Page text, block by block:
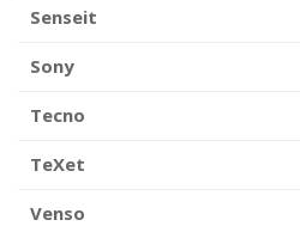
Senseit
Sony
Tecno
TeXet
Venso